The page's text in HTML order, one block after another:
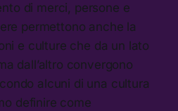
di merci, persone e
permettono anche la
e culture che da un lato
dall’altro convergono
alcuni di una cultura
definire come